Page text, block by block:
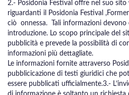
2.- Posidonia Festival offre nel suo
riguardanti il Posidonia Festival
ciò onnessa. Tali informazioni devono
introduzione. Lo scopo principale del
pubblicità e prevede la possibilità di
informazioni più dettagliate.
Le informazioni fornite attraverso
pubblicicazione di testi giuridici che
essere pubblicati ufficialmente.3.-